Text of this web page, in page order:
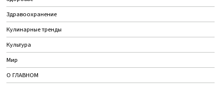
Здравоохранение
Кулинарные тренды
Культура
Мир
О ГЛАВНОМ